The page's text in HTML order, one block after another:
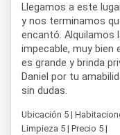
Llegamos a este
y nos terminamos
encantó. Alquilamos
impecable, muy bien
es grande y brinda
Daniel por tu
sin dudas.
Ubicación 5 |
Limpieza 5 | Precio 5 |